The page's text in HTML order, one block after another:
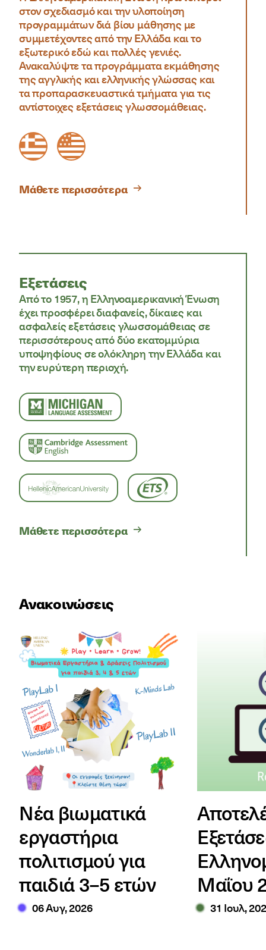
στον σχεδιασμό και την υλοποίηση
προγραμμάτων διά βίου μάθησης με
συμμετέχοντες από την Ελλάδα και το
εξωτερικό εδώ και πολλές γενιές.
Ανακαλύψτε τα προγράμματα εκμάθησης
της αγγλικής και ελληνικής γλώσσας και
τα προπαρασκευαστικά τμήματα για τις
αντίστοιχες εξετάσεις γλωσσομάθειας.
Greek flag in orange colour
Μάθετε περισσότερα
Εξετάσεις
Από το 1957, η Ελληνοαμερικανική Ένωση
έχει προσφέρει διαφανείς, δίκαιες και
ασφαλείς εξετάσεις γλωσσομάθειας σε
περισσότερους από δύο εκατομμύρια
υποψηφίους σε ολόκληρη την Ελλάδα και
την ευρύτερη περιοχή.
French Institute logo
Μάθετε περισσότερα
Ανακοινώσεις
Νέα βιωματικά εργαστήρια πολιτισμού για παιδιά
Νέα βιωματικά
εργαστήρια
πολιτισμού για
παιδιά 3–5 ετών
06 Αυγ, 2026
Μαΐου
31 Ιουλ,